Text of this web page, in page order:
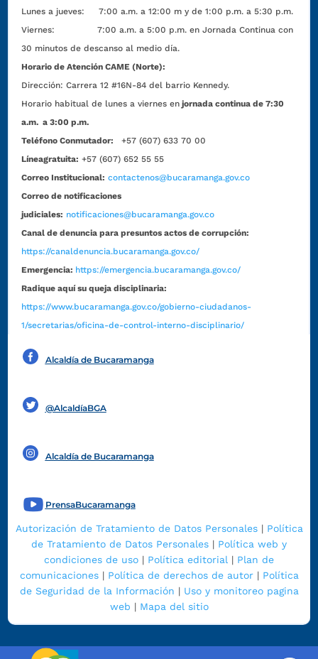
Lunes a jueves: 7:00 a.m. a 12:00 m y de 1:00 p.m. a 5:30 p.m.
Viernes: 7:00 a.m. a 5:00 p.m. en Jornada Continua con
30 minutos de descanso al medio día.
Horario de Atención CAME (Norte):
Dirección:Carrera 12 #16N-84 del barrio Kennedy.
Horario habitual de lunes a viernes en jornada continua de 7:30
a.m. a 3:00 p.m.
Teléfono Conmutador:
+57 (607) 633 70 00
Líneagratuita: +57 (607) 652 55 55
Correo Institucional: contactenos@bucaramanga.gov.co
Correo de notificaciones
judiciales: notificaciones@bucaramanga.gov.co
Canal de denuncia para presuntos actos de corrupción:
https://canaldenuncia.bucaramanga.gov.co/
Emergencia: https://emergencia.bucaramanga.gov.co/
Radique aquí su queja disciplinaria:
https://www.bucaramanga.gov.co/gobierno-ciudadanos-
1/secretarias/oficina-de-control-interno-disciplinario/
Alcaldía de Bucaramanga
@AlcaldíaBGA
Alcaldía de Bucaramanga
PrensaBucaramanga
Autorización de Tratamiento de Datos Personales| Política
de Tratamiento de Datos Personales | Política web y
condiciones de uso | Política editorial | Plan de
comunicaciones| Política de derechos de autor| Política
de Seguridad de la Información | Uso y monitoreo pagina
web | Mapa del sitio